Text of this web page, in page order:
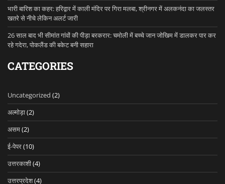
भारी बारिश का कहर: हरिद्वार में काली मंदिर पर गिरा मलबा, श्रीनगर में अलकनंदा का जलस्तर
खतरे से नीचे लेकिन अलर्ट जारी
26 साल बाद भी सीमांत गांवों की पीड़ा बरकरार: चमोली में बच्चे जान जोखिम में डालकर पार कर
रहे गदेरा, पोकलैंड की बकेट बनी सहारा
CATEGORIES
Uncategorized (2)
अल्मोड़ा(2)
असम(2)
ई-पेपर(10)
उत्तरकाशी(4)
उत्तरप्रदेश(4)